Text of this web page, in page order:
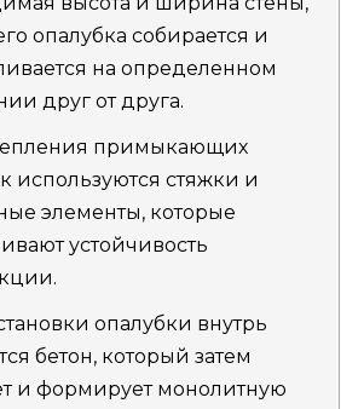
опалубка собирается и
на определенном
друг от друга.
примыкающих
используются стяжки и
элементы, которые
устойчивость
опалубки внутрь
бетон, который затем
и формирует монолитную